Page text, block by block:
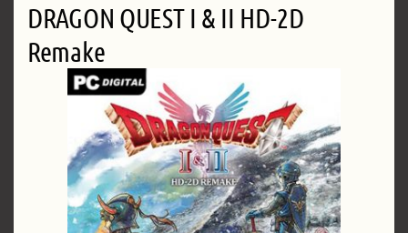
DRAGON QUEST I & II HD-2D
Remake